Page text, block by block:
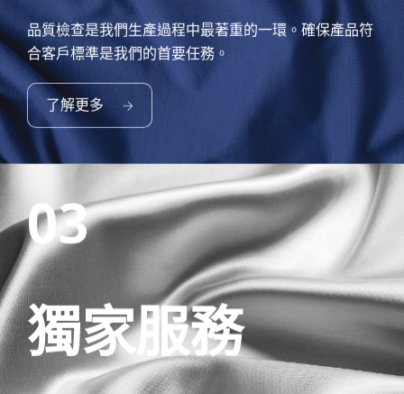
品質檢查是我們生產過程中最著重的一環。確保產品符
合客戶標準是我們的首要任務。
了解更多
03
獨家服務